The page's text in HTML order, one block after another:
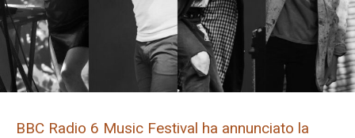
BBC Radio 6 Music Festival ha annunciato la